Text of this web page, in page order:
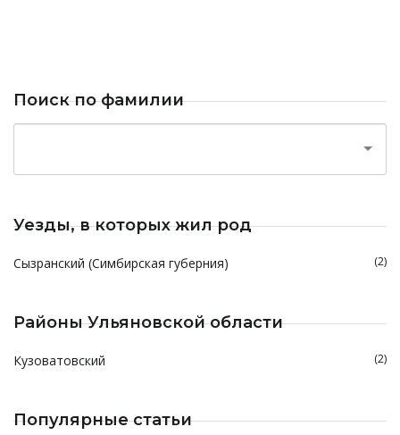
Поиск по фамилии
Уезды, в которых жил род
Сызранский (Симбирская губерния) (2)
Районы Ульяновской области
Кузоватовский (2)
Популярные статьи